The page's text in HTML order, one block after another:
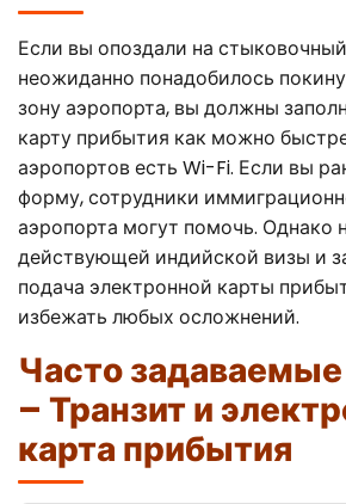
Если вы опоздали на
неожиданно понадобилось
зону аэропорта, вы должны
карту прибытия как можно
аэропортов есть Wi-Fi. Если вы
форму, сотрудники
аэропорта могут помочь. Однако
действующей индийской визы и
подача электронной карты
избежать любых осложнений.
Часто
– Транзит и
карта прибытия